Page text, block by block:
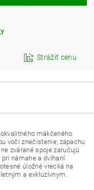
Strážiť cenu
mäkčeného
voči znečistenie, zápachu
zvárané spoje zaručujú
námahe a dvíhaní
úložné vrecká na
a exkluzívnym.